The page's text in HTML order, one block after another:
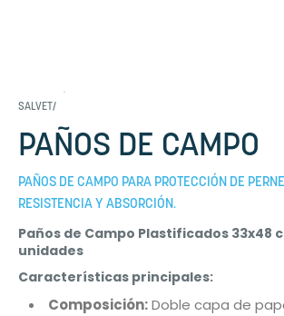
SALVET/
PAÑOS DE CAMPO
PAÑOS DE CAMPO PARA PROTECCIÓN DE
RESISTENCIA Y ABSORCIÓN.
Paños de Campo Plastificados 33x48
unidades
Características principales:
Composición:Doble capa de